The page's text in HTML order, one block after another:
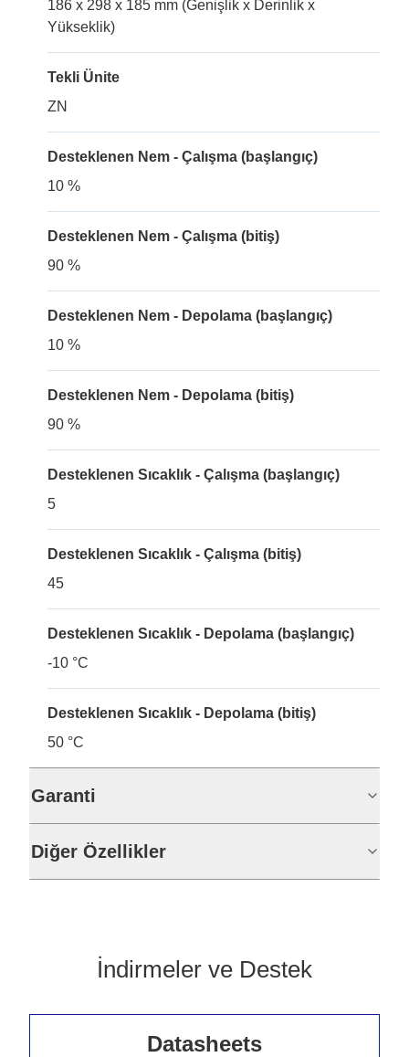
186 x 298 x 185 mm (Genişlik x Derinlik x
Yükseklik)
Tekli Ünite
ZN
Desteklenen Nem - Çalışma (başlangıç)
10 %
Desteklenen Nem - Çalışma (bitiş)
90 %
Desteklenen Nem - Depolama (başlangıç)
10 %
Desteklenen Nem - Depolama (bitiş)
90 %
Desteklenen Sıcaklık - Çalışma (başlangıç)
5
Desteklenen Sıcaklık - Çalışma (bitiş)
45
Desteklenen Sıcaklık - Depolama (başlangıç)
-10 °C
Desteklenen Sıcaklık - Depolama (bitiş)
50 °C
Garanti
Diğer Özellikler
İndirmeler ve Destek
Datasheets